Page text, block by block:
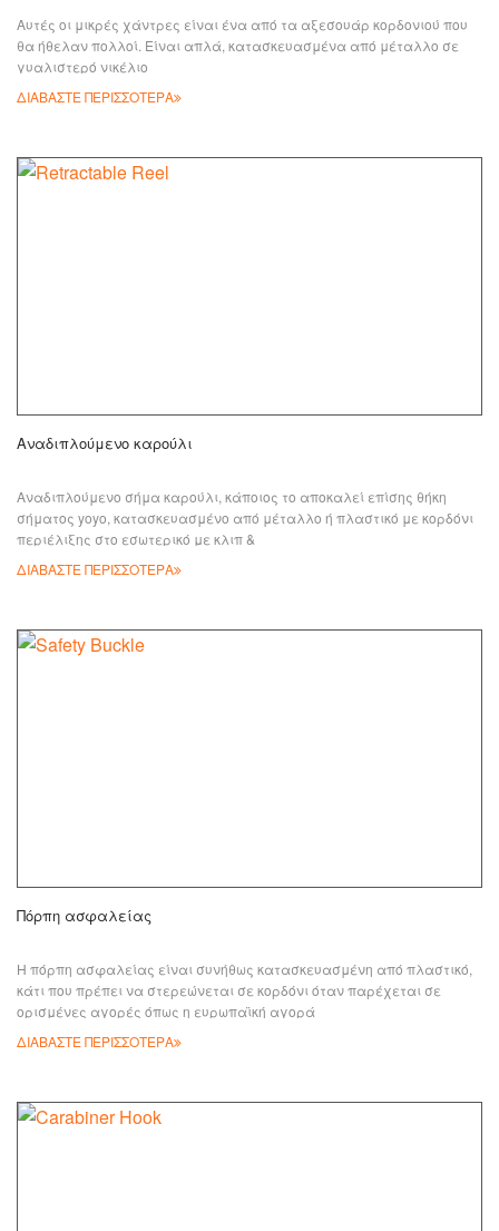
Αυτές οι μικρές χάντρες είναι ένα από τα αξεσουάρ κορδονιού που
θα ήθελαν πολλοί. Είναι απλά, κατασκευασμένα από μέταλλο σε
γυαλιστερό νικέλιο
ΔΙΑΒΑΣΤΕ ΠΕΡΙΣΣΟΤΕΡΑ
Αναδιπλούμενο καρούλι
Αναδιπλούμενο σήμα καρούλι, κάποιος το αποκαλεί επίσης θήκη
σήματος yoyo, κατασκευασμένο από μέταλλο ή πλαστικό με κορδόνι
περιέλιξης στο εσωτερικό με κλιπ &
ΔΙΑΒΑΣΤΕ ΠΕΡΙΣΣΟΤΕΡΑ
Πόρπη ασφαλείας
Η πόρπη ασφαλείας είναι συνήθως κατασκευασμένη από πλαστικό,
κάτι που πρέπει να στερεώνεται σε κορδόνι όταν παρέχεται σε
ορισμένες αγορές όπως η ευρωπαϊκή αγορά
ΔΙΑΒΑΣΤΕ ΠΕΡΙΣΣΟΤΕΡΑ